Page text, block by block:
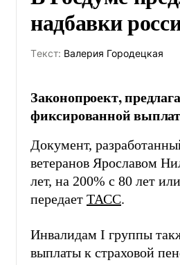
надбавки
Tекст: Валерия Городецкая
Законопроект,
фиксированной
Документ,
ветеранов Ярославом
лет, на 200% с 80 лет
передает ТАСС.
Инвалидам I группы
выплаты к страховой